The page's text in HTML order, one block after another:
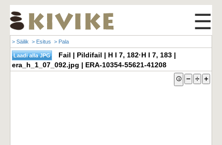
☰
> Säilik > Esitus > Pala
Fail | Pildifail | H I 7, 182·H I 7, 183 |
era_h_1_07_092.jpg | ERA-10354-55621-41208